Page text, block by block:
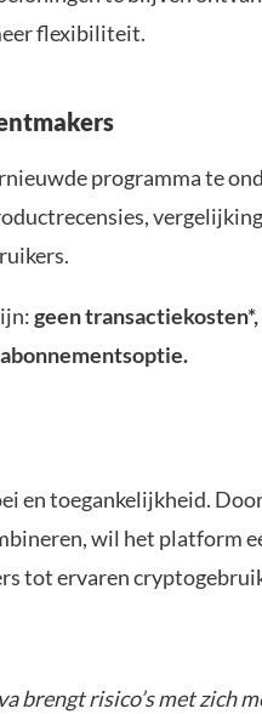
flexibiliteit.
programma te
geen
en toegankelijkheid.
wil het platform
tot ervaren
brengt risico’s met zich